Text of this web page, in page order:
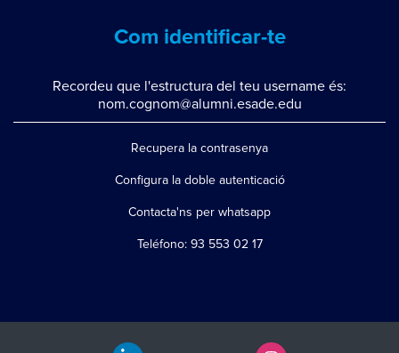
Com identificar-te
Recordeu que l'estructura del teu username és:
nom.cognom@alumni.esade.edu
Recupera la contrasenya
Configura la doble autenticació
Contacta'ns per whatsapp
Teléfono: 93 553 02 17